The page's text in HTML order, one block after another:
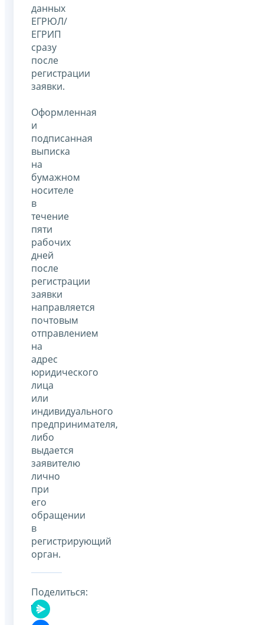
данных
ЕГРЮЛ/
ЕГРИП
сразу
после
регистрации
заявки.
Оформленная
и
подписанная
выписка
на
бумажном
носителе
в
течение
пяти
рабочих
дней
после
регистрации
заявки
направляется
почтовым
отправлением
на
адрес
юридического
лица
или
индивидуального
предпринимателя,
либо
выдается
заявителю
лично
при
его
обращении
в
регистрирующий
орган.
Поделиться: